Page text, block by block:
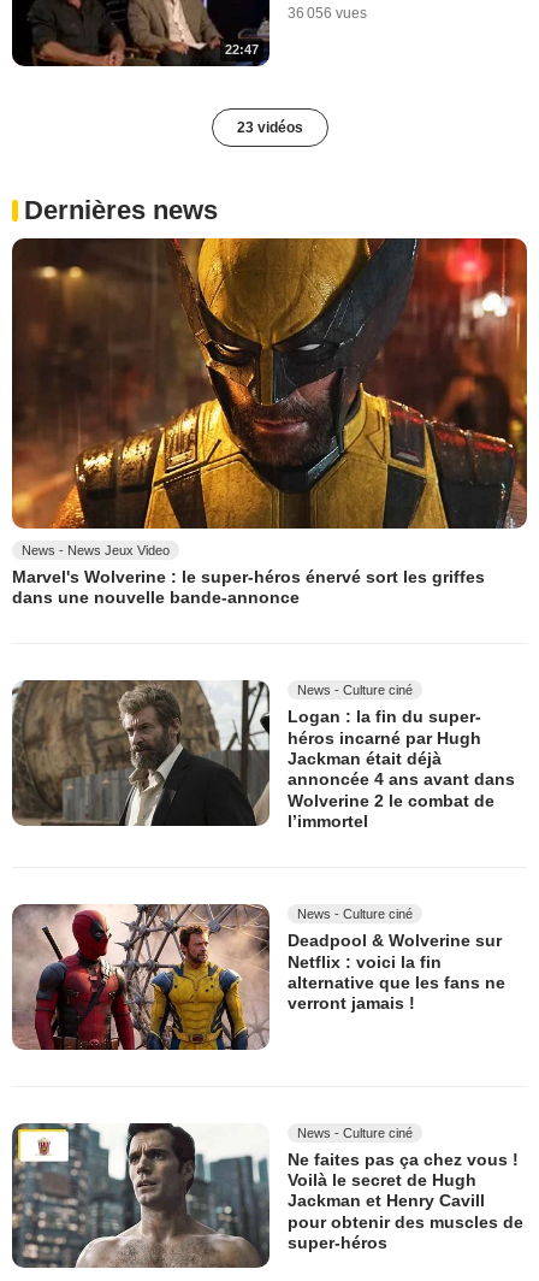
22:47
36 056 vues
23 vidéos
Dernières news
News - News Jeux Video
Marvel's Wolverine : le super-héros énervé sort les griffes
dans une nouvelle bande-annonce
News - Culture ciné
Logan : la fin du super-
héros incarné par Hugh
Jackman était déjà
annoncée 4 ans avant dans
Wolverine 2 le combat de
l’immortel
News - Culture ciné
Deadpool & Wolverine sur
Netflix : voici la fin
alternative que les fans ne
verront jamais !
News - Culture ciné
Ne faites pas ça chez vous !
Voilà le secret de Hugh
Jackman et Henry Cavill
pour obtenir des muscles de
super-héros